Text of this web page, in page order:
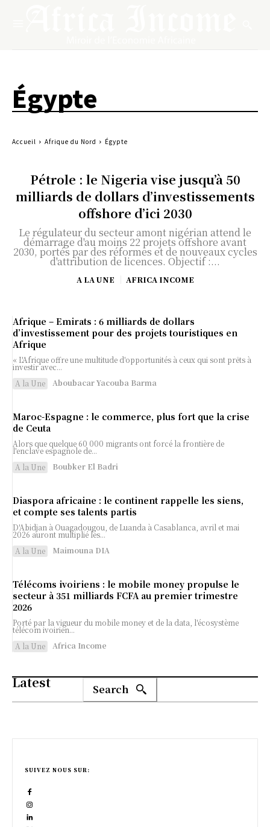
Égypte
Accueil Afrique du Nord Égypte
Pétrole : le Nigeria vise jusqu’à 50
milliards de dollars d’investissements
offshore d’ici 2030
Le régulateur du secteur amont nigérian attend le
démarrage d'au moins 22 projets offshore avant
2030, portés par des réformes et de nouveaux cycles
d'attribution de licences. Objectif :...
A LA UNE AFRICA INCOME
Afrique – Emirats : 6 milliards de dollars
d’investissement pour des projets touristiques en
Afrique
« L'Afrique offre une multitude d'opportunités à ceux qui sont prêts à
investir avec...
A la Une
Aboubacar Yacouba Barma
Maroc-Espagne : le commerce, plus fort que la crise
de Ceuta
Alors que quelque 60 000 migrants ont forcé la frontière de
l'enclave espagnole de...
A la Une
Boubker El Badri
Diaspora africaine : le continent rappelle les siens,
et compte ses talents partis
D'Abidjan à Ouagadougou, de Luanda à Casablanca, avril et mai
2026 auront multiplié les...
A la Une
Maimouna DIA
Télécoms ivoiriens : le mobile money propulse le
secteur à 351 milliards FCFA au premier trimestre
2026
Porté par la vigueur du mobile money et de la data, l'écosystème
télécom ivoirien...
A la Une
Africa Income
Latest Search
SUIVEZ NOUS SUR: